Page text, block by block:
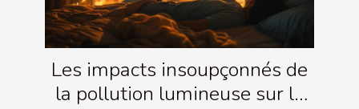
Les impacts insoupçonnés de
la pollution lumineuse sur le